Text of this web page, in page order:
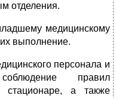
отделения.
медицинскому
выполнение.
персонала и
правил
стационаре, а также